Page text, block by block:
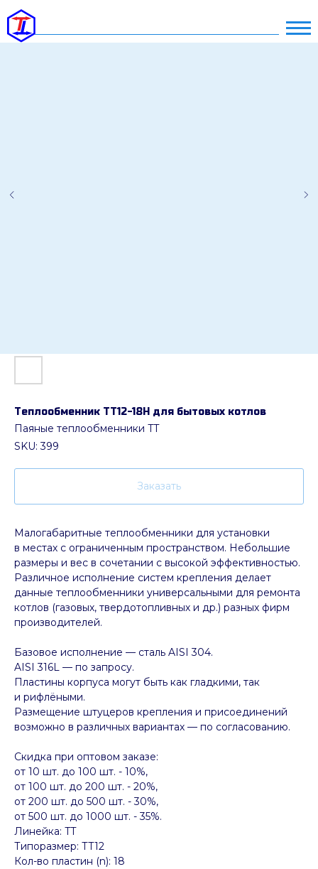
Теплообменник ТТ12-18H для бытовых котлов
Паяные теплообменники TT
SKU:399
Заказать
Малогабаритные теплообменники для установки
в местах с ограниченным пространством. Небольшие
размеры и вес в сочетании с высокой эффективностью.
Различное исполнение систем крепления делает
данные теплообменники универсальными для ремонта
котлов (газовых, твердотопливных и др.) разных фирм
производителей.
Базовое исполнение — сталь AISI 304.
AISI 316L — по запросу.
Пластины корпуса могут быть как гладкими, так
и рифлёными.
Размещение штуцеров крепления и присоединений
возможно в различных вариантах — по согласованию.
Скидка при оптовом заказе:
от 10 шт. до 100 шт. - 10%,
от 100 шт. до 200 шт. - 20%,
от 200 шт. до 500 шт. - 30%,
от 500 шт. до 1000 шт. - 35%.
Линейка: TT
Типоразмер: ТТ12
Кол-во пластин (n): 18